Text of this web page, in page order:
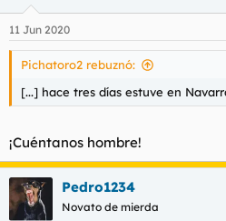
e
s
11 Jun 2020
Pichatoro2 rebuznó:
[...] hace tres días estuve en
¡Cuéntanos hombre!
Pedro1234
Novato de mierda